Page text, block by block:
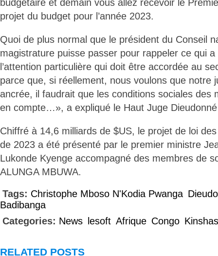
budgétaire et demain vous allez recevoir le
projet du budget pour l’année 2023.
Quoi de plus normal que le président du Conseil
magistrature puisse passer pour rappeler ce qui
l’attention particulière qui doit être accordée au
parce que, si réellement, nous voulons que notre
ancrée, il faudrait que les conditions sociales des
en compte…», a expliqué le Haut Juge
Chiffré à 14,6 milliards de $US, le projet de loi
de 2023 a été présenté par le premier ministre
Lukonde Kyenge accompagné des membres de
ALUNGA MBUWA.
Tags: Christophe Mboso N'Kodia Pwanga
Badibanga
Categories: News lesoft Afrique Congo
RELATED POSTS